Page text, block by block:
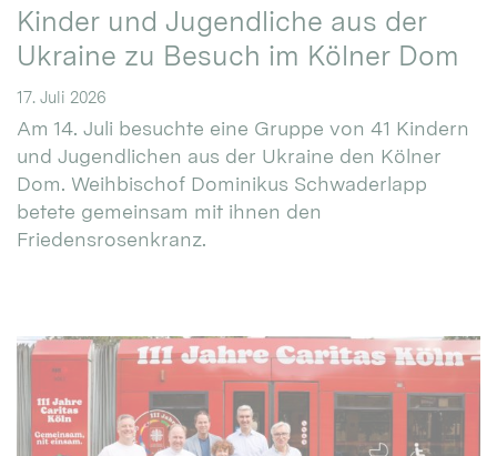
Kinder und Jugendliche aus der
Ukraine zu Besuch im Kölner Dom
17. Juli 2026
Am 14. Juli besuchte eine Gruppe von 41 Kindern
und Jugendlichen aus der Ukraine den Kölner
Dom. Weihbischof Dominikus Schwaderlapp
betete gemeinsam mit ihnen den
Friedensrosenkranz.